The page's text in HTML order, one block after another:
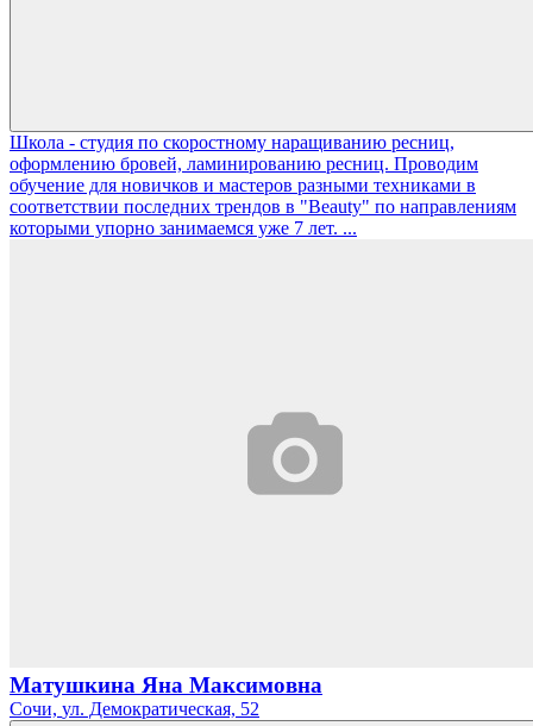
Школа - студия по скоростному наращиванию ресниц,
оформлению бровей, ламинированию ресниц. Проводим
обучение для новичков и мастеров разными техниками в
соответствии последних трендов в "Beauty" по направлениям
которыми упорно занимаемся уже 7 лет. ...
Матушкина Яна Максимовна
Сочи, ул. Демократическая, 52